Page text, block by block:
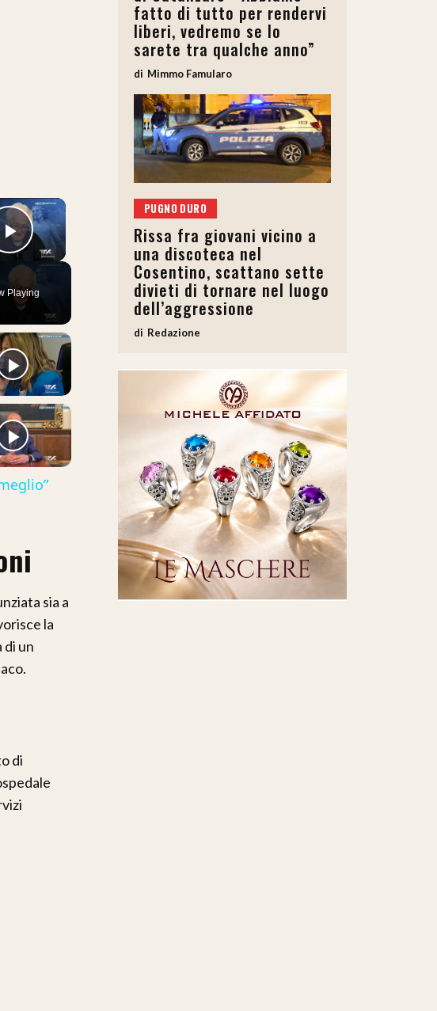
×
Play Video
Playing
sia a
la
di un
di
fatto di tutto per rendervi
liberi, vedremo se lo
sarete tra qualche anno”
Mimmo Famularo
PUGNO DURO
Rissa fra giovani vicino a
una discoteca nel
Cosentino, scattano sette
divieti di tornare nel luogo
dell’aggressione
Redazione